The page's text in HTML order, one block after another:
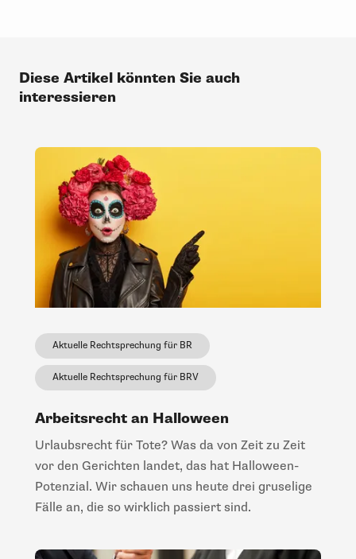
Diese Artikel könnten Sie auch
interessieren
Aktuelle Rechtsprechung für BR
Aktuelle Rechtsprechung für BRV
Arbeitsrecht an Halloween
Urlaubsrecht für Tote? Was da von Zeit zu Zeit
vor den Gerichten landet, das hat Halloween-
Potenzial. Wir schauen uns heute drei gruselige
Fälle an, die so wirklich passiert sind.